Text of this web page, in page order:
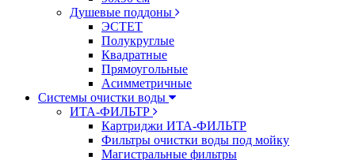
Душевые поддоны
ЭСТЕТ
Полукруглые
Квадратные
Прямоугольные
Асимметричные
Системы очистки воды
ИТА-ФИЛЬТР
Картриджи ИТА-ФИЛЬТР
Фильтры очистки воды под мойку
Магистральные фильтры